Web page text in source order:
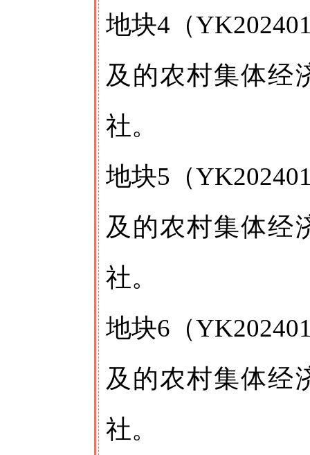
地块4（
及的农村集体经
社。
地块5（
及的农村集体经
社。
地块6（
及的农村集体经
社。